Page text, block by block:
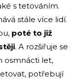
s tetováním.
stále více lidí.
poté to již
. A rozšiřuje se
osmnácti let,
potřebují